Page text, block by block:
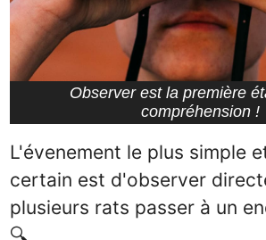
Observer est la première
compréhension !
L'évenement le plus simple
certain est d'observer
plusieurs rats passer à un
🔍